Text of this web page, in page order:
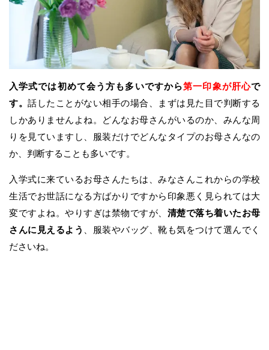
入学式では初めて会う方も多いですから第一印象が肝心で
す。 話したことがない相手の場合、まずは見た目で判断する
しかありませんよね。どんなお母さんがいるのか、みんな周
りを見ていますし、服装だけでどんなタイプのお母さんなの
か、判断することも多いです。
入学式に来ているお母さんたちは、みなさんこれからの学校
生活でお世話になる方ばかりですから印象悪く見られては大
変ですよね。やりすぎは禁物ですが、 清楚で落ち着いたお母
さんに見えるよう
、服装やバッグ、靴も気をつけて選んでく
ださいね。